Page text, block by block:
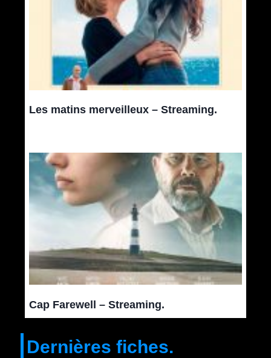
Les matins merveilleux – Streaming.
Cap Farewell – Streaming.
Dernières fiches.